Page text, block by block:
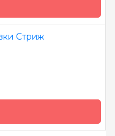
Арабеска
Арабеска